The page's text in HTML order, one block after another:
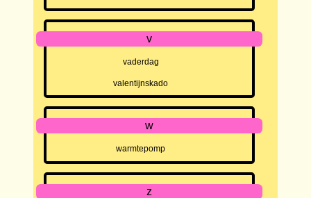
v
vaderdag
valentijnskado
w
warmtepomp
z